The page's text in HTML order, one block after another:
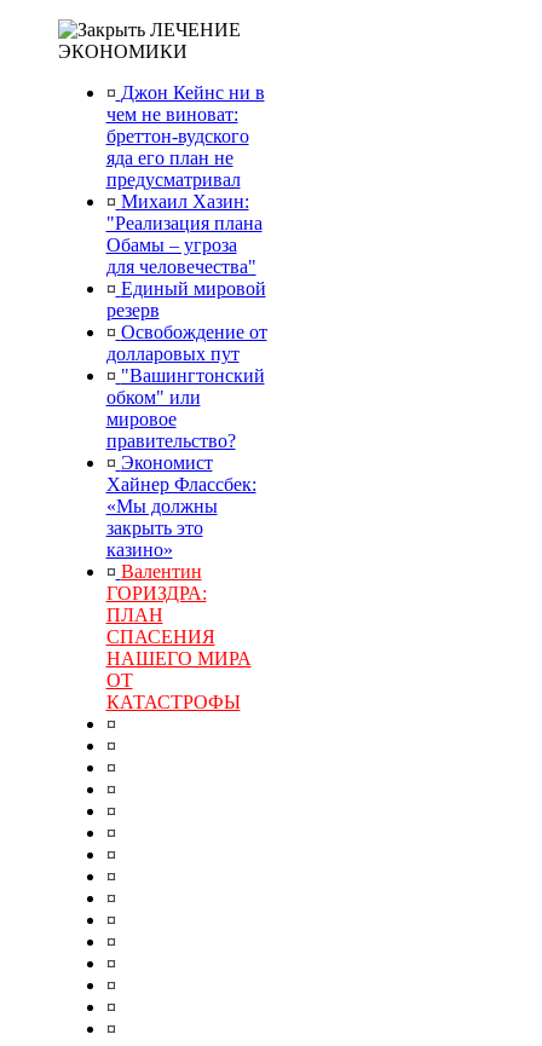
ЛЕЧЕНИЕ
ЭКОНОМИКИ
¤ Джон Кейнс ни в
чем не виноват:
бреттон-вудского
яда его план не
предусматривал
¤ Михаил Хазин:
"Реализация плана
Обамы – угроза
для человечества"
¤ Единый мировой
резерв
¤ Освобождение от
долларовых пут
¤ "Вашингтонский
обком" или
мировое
правительство?
¤ Экономист
Хайнер Флассбек:
«Мы должны
закрыть это
казино»
¤ Валентин
ГОРИЗДРА:
ПЛАН
СПАСЕНИЯ
НАШЕГО МИРА
ОТ
КАТАСТРОФЫ
¤
¤
¤
¤
¤
¤
¤
¤
¤
¤
¤
¤
¤
¤
¤